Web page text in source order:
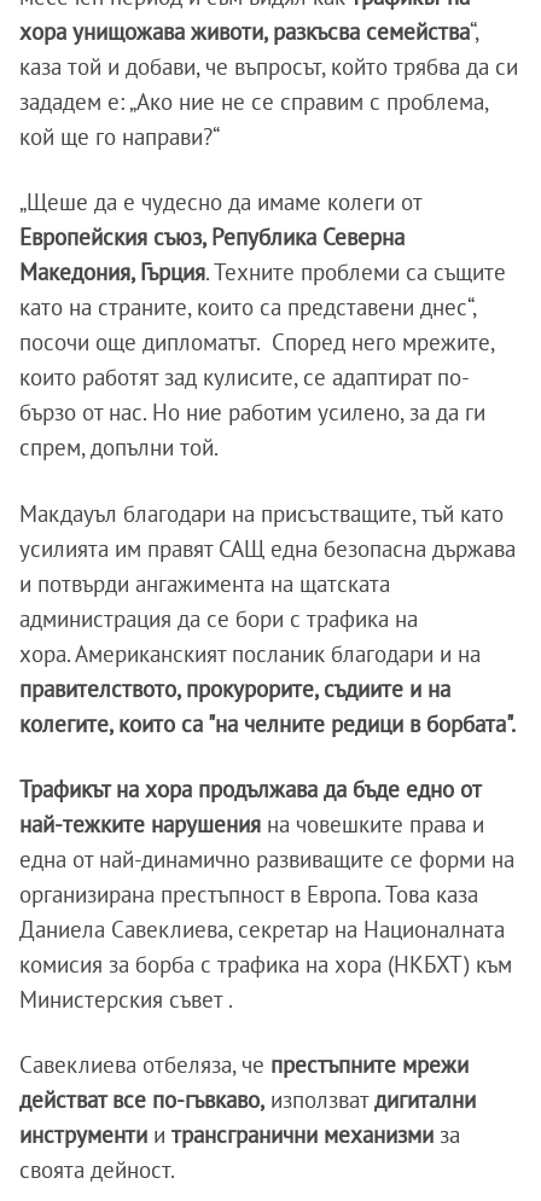
хора унищожава животи, разкъсва семейства“,
каза той и добави, че въпросът, който трябва да си
зададем е: „Ако ние не се справим с проблема,
кой ще го направи?“
„Щеше да е чудесно да имаме колеги от
Европейския съюз, Република Северна
Македония, Гърция. Техните проблеми са същите
като на страните, които са представени днес“,
посочи още дипломатът. Според него мрежите,
които работят зад кулисите, се адаптират по-
бързо от нас. Но ние работим усилено, за да ги
спрем, допълни той.
Макдауъл благодари на присъстващите, тъй като
усилията им правят САЩ една безопасна държава
и потвърди ангажимента на щатската
администрация да се бори с трафика на
хора. Американският посланик благодари и на
правителството, прокурорите, съдиите и на
колегите, които са "на челните редици в борбата".
Трафикът на хора продължава да бъде едно от
най-тежките нарушения на човешките права и
една от най-динамично развиващите се форми на
организирана престъпност в Европа. Това каза
Даниела Савеклиева, секретар на Националната
комисия за борба с трафика на хора (НКБХТ) към
Министерския съвет .
Савеклиева отбеляза, че престъпните мрежи
действат все по-гъвкаво, използватдигитални
инструменти и трансгранични механизми за
своята дейност.